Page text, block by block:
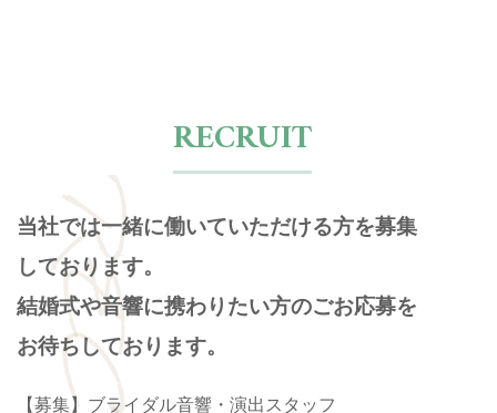
RECRUIT
当社では一緒に働いていただける方を募集
しております。
結婚式や音響に携わりたい方のごお応募を
お待ちしております。
【募集】ブライダル音響・演出スタッフ